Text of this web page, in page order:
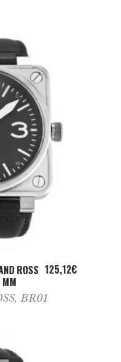
ROSS 125,12€
,BR01